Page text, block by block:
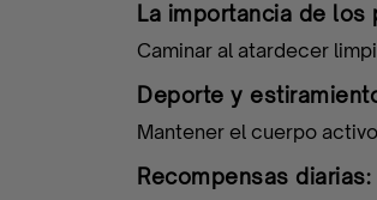
La importancia de
Caminar al atardecer
Deporte y
Mantener el cuerpo
Recompensas